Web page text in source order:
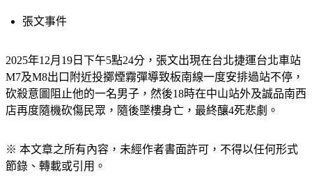
張文事件
2025年12月19日下午5點24分，張文出現在台北捷運台北車站
M7及M8出口附近投擲煙霧彈導致板南線一度安排過站不停，
砍殺意圖阻止他的一名男子，然後18時在中山站外及誠品南西
店再度隨機砍傷民眾，隨後墜樓身亡，最終釀4死悲劇。
※ 本文章之所有內容，未經作者書面許可，不得以任何形式
節錄、轉載或引用。